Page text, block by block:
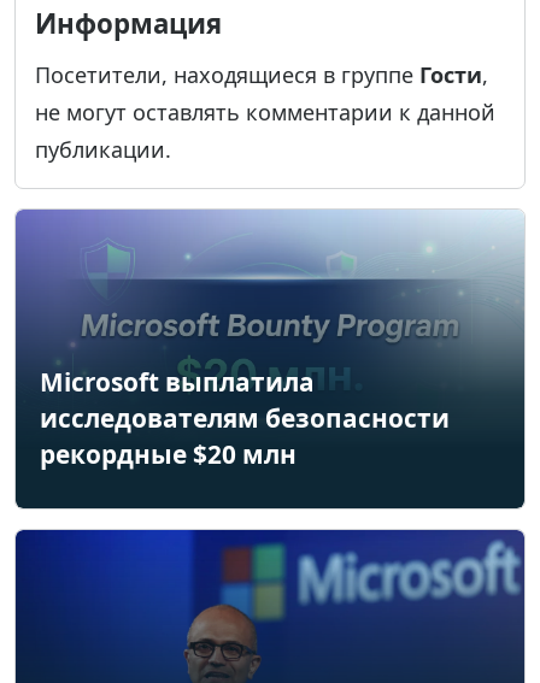
Информация
Посетители, находящиеся в группе Гости,
не могут оставлять комментарии к данной
публикации.
Microsoft выплатила
исследователям безопасности
рекордные $20 млн